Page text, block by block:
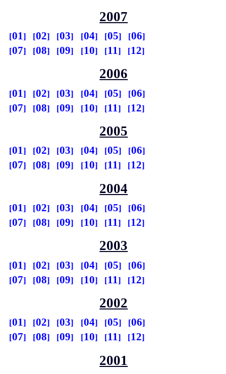
2007
01 02 03 04 05
06
07
08 09 10 11 12
2006
01 02 03 04 05
06
07
08 09 10 11 12
2005
01 02 03 04 05
06
07
08 09 10 11 12
2004
01 02 03 04 05
06
07
08 09 10 11 12
2003
01 02 03 04 05
06
07
08 09 10 11 12
2002
01 02 03 04 05
06
07
08 09 10 11 12
2001